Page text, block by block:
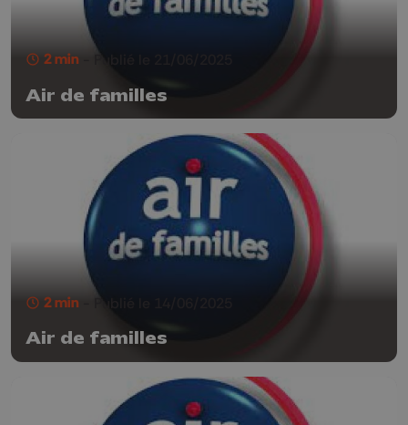
2 min
Air de familles
2 min
Air de familles